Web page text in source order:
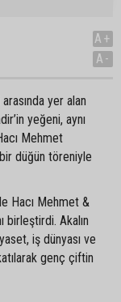
A+
A-
yer alan
yeğeni, aynı
Mehmet
düğün töreniyle
Hacı Mehmet &
birleştirdi. Akalın
iş dünyası ve
genç çiftin